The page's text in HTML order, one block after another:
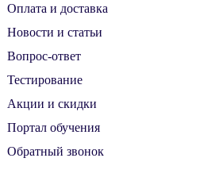
Оплата и доставка
Новости и статьи
Вопрос-ответ
Тестирование
Акции и скидки
Портал обучения
Обратный звонок